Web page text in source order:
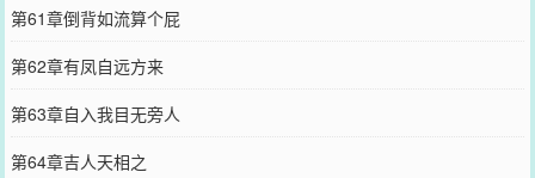
第61章倒背如流算个屁
第62章有凤自远方来
第63章自入我目无旁人
第64章吉人天相之